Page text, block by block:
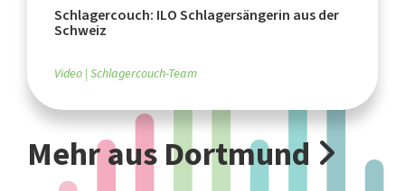
Schlagercouch: ILO Schlagersängerin aus der
Schweiz
Video Schlagercouch-Team
Mehr aus Dortmund